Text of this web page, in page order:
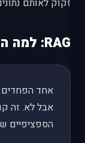
זקוק לאותם
RAG: למה ה-AI לא "ממציא שטויות" כשעובדים נכון
אבל לא. זה
הספציפיים